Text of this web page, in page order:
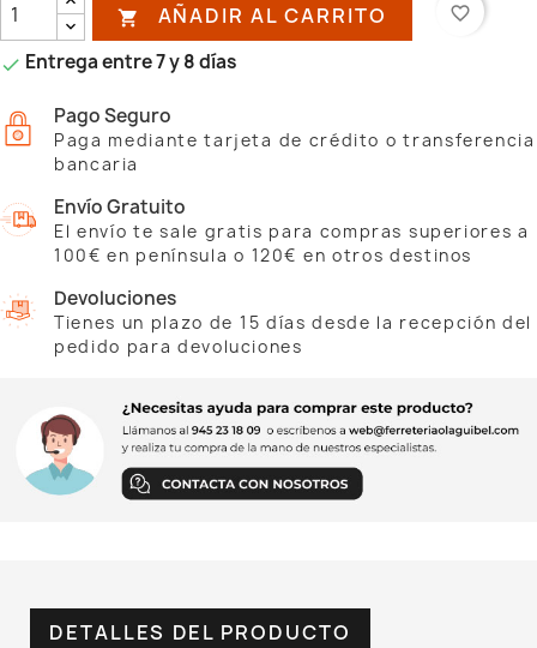
 AÑADIR AL CARRITO favorite_border
 Entrega entre 7 y 8 días
Pago Seguro
Paga mediante tarjeta de crédito o transferencia
bancaria
Envío Gratuito
El envío te sale gratis para compras superiores a
100€ en península o 120€ en otros destinos
Devoluciones
Tienes un plazo de 15 días desde la recepción del
pedido para devoluciones
DETALLES DEL PRODUCTO